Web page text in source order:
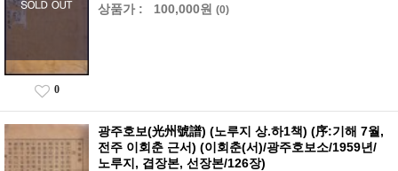
상품가 : 100,000원 (0)
0
광주호보(光州號譜) (노루지 상.하1책) (序:기해 7월,
전주 이회춘 근서) (이회춘(서)/광주호보소/1959년/
노루지, 겹장본, 선장본/126장)